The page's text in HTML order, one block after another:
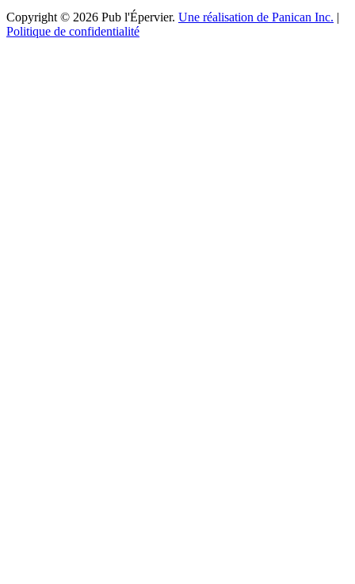
Copyright © 2026 Pub l'Épervier. Une réalisation de Panican Inc. |
Politique de confidentialité